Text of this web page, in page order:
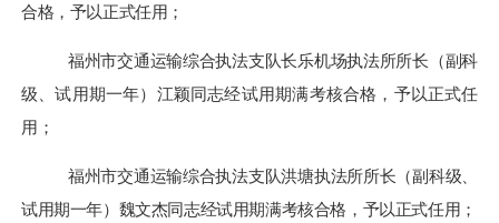
合格，予以正式任用；
福州市交通运输综合执法支队长乐机场执法所所长（副科
级、试用期一年）江颖同志经试用期满考核合格，予以正式任
用；
福州市交通运输综合执法支队洪塘执法所所长（副科级、
试用期一年）魏文杰同志经试用期满考核合格，予以正式任用；